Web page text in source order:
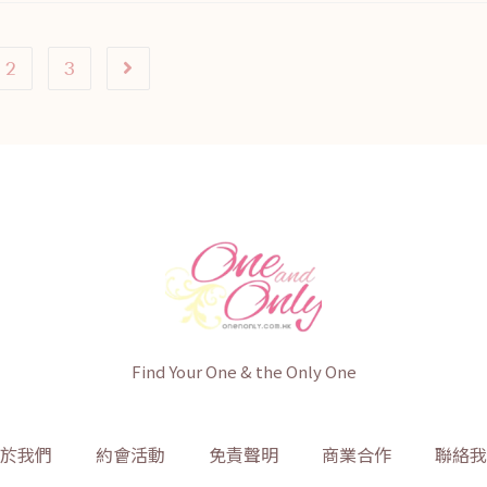
2 3
Find Your One & the Only One
我們 約會活動 免責聲明 商業合作 聯絡